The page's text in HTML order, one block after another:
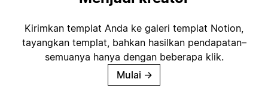
Kirimkan templat Anda ke galeri templat Notion,
tayangkan templat, bahkan hasilkan pendapatan–
semuanya hanya dengan beberapa klik.
Mulai →